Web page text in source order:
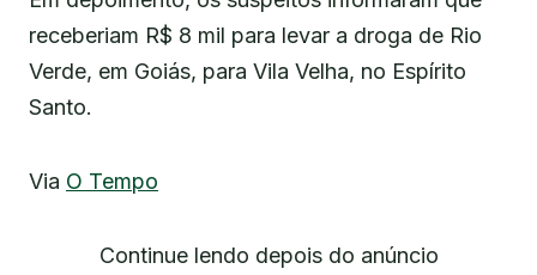
receberiam R$ 8 mil para levar a droga de Rio
Verde, em Goiás, para Vila Velha, no Espírito
Santo.
Via O Tempo
Continue lendo depois do anúncio